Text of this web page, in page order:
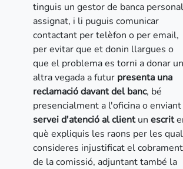
tinguis un gestor de banca personal
assignat, i li puguis comunicar
contactant per telèfon o per email,
per evitar que et donin llargues o
que el problema es torni a donar
altra vegada a futur presenta una
reclamaciódavant del banc, bé
presencialment a l'oficina o
servei d'atenció al clientun escrit
què expliquis les raons per les
consideres injustificat el cobrament
de la comissió, adjuntant també la